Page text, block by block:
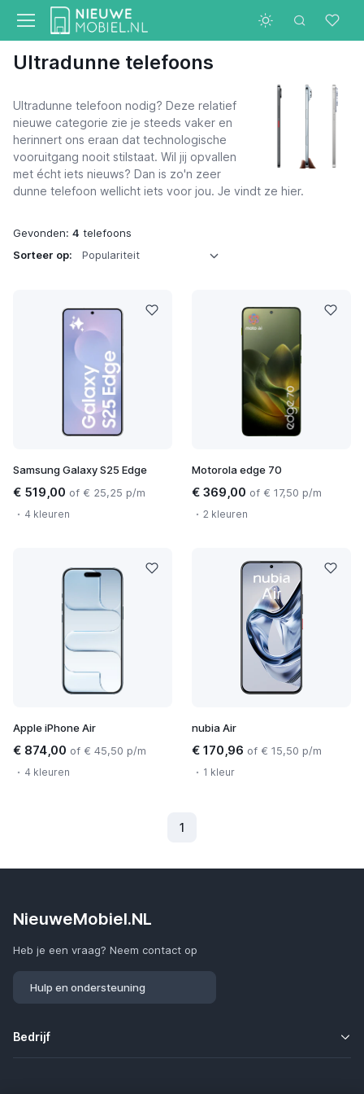
Ultradunne telefoons
Ultradunne telefoon nodig? Deze relatief
nieuwe categorie zie je steeds vaker en
herinnert ons eraan dat technologische
vooruitgang nooit stilstaat. Wil jij opvallen
met écht iets nieuws? Dan is zo'n zeer
dunne telefoon wellicht iets voor jou. Je vindt ze hier.
Gevonden: 4 telefoons
Sorteer op:
Samsung Galaxy S25 Edge
€ 519,00 of € 25,25 p/m
4 kleuren
Motorola edge 70
€ 369,00 of € 17,50 p/m
2 kleuren
Apple iPhone Air
€ 874,00 of € 45,50 p/m
4 kleuren
nubia Air
€ 170,96 of € 15,50 p/m
1 kleur
1
NieuweMobiel.NL
Heb je een vraag? Neem contact op
Hulp en ondersteuning
Bedrijf